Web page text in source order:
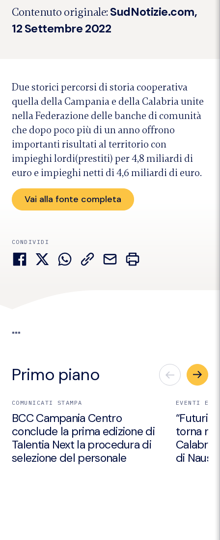
Contenuto originale:SudNotizie.com,
12 Settembre 2022
Due storici percorsi di storia cooperativa
quella della Campania e della Calabria unite
nella Federazione delle banche di comunità
che dopo poco più di un anno offrono
importanti risultati al territorio con
impieghi lordi(prestiti) per 4,8 miliardi di
euro e impieghi netti di 4,6 miliardi di euro.
Vai alla fonte completa
CONDIVIDI
***
Primo piano
COMUNICATI STAMPA
BCC Campania Centro
conclude la prima edizione di
Talentia Next la procedura di
selezione del personale
EVENTI E
“Futuri
torna
Calabria
di